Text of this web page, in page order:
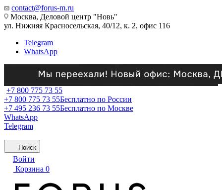
contact@forus-m.ru
Москва, Деловой центр "Новь"
ул. Нижняя Красносельская, 40/12, к. 2, офис 116
Telegram
WhatsApp
+7 800 775 73 55
+7 800 775 73 55Бесплатно по России
+7 495 236 73 55Бесплатно по Москве
WhatsApp
Telegram
Поиск
Войти
Корзина 0